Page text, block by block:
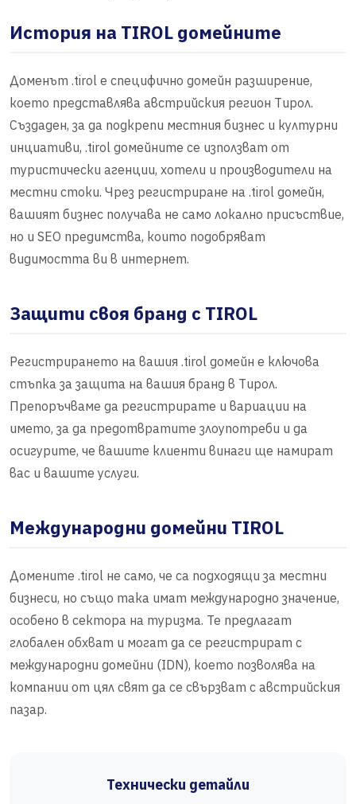
История на TIROL домейните
Доменът .tirol е специфично домейн разширение,
което представлява австрийския регион Тирол.
Създаден, за да подкрепи местния бизнес и културни
инциативи, .tirol домейните се използват от
туристически агенции, хотели и производители на
местни стоки. Чрез регистриране на .tirol домейн,
вашият бизнес получава не само локално присъствие,
но и SEO предимства, които подобряват
видимостта ви в интернет.
Защити своя бранд с TIROL
Регистрирането на вашия .tirol домейн е ключова
стъпка за защита на вашия бранд в Тирол.
Препоръчваме да регистрирате и вариации на
името, за да предотвратите злоупотреби и да
осигурите, че вашите клиенти винаги ще намират
вас и вашите услуги.
Международни домейни TIROL
Домените .tirol не само, че са подходящи за местни
бизнеси, но също така имат международно значение,
особено в сектора на туризма. Те предлагат
глобален обхват и могат да се регистрират с
международни домейни (IDN), което позволява на
компании от цял свят да се свързват с австрийския
пазар.
Технически детайли